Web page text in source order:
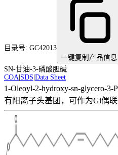
目录号: GC42013
一键复制产品信息
SN-甘油-3-磷酸胆碱
COA SDS Data Sheet
1-Oleoyl-2-hydroxy-sn-glycero-
有阳离子头基团，可作为Gi偶联